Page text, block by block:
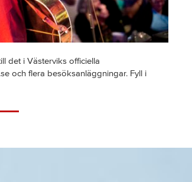
det i Västerviks officiella
och flera besöksanläggningar. Fyll i